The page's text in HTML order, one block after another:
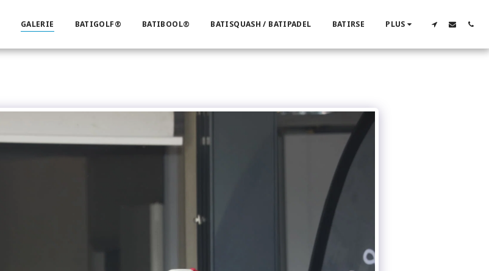
GALERIE BATIGOLF® BATIBOOL® BATISQUASH / BATIPADEL BATIRSE PLUS